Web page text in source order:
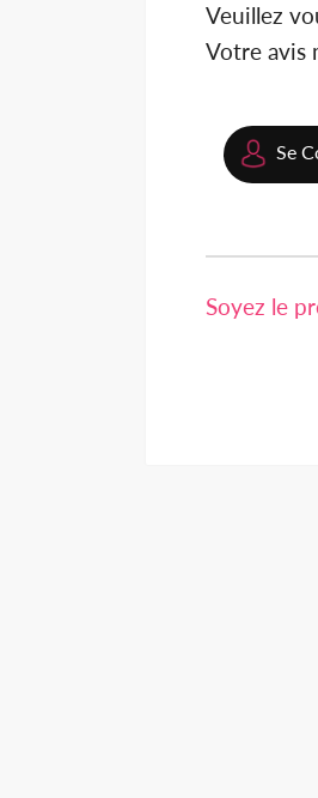
Veuillez
Votre avis
Se
Soyez le